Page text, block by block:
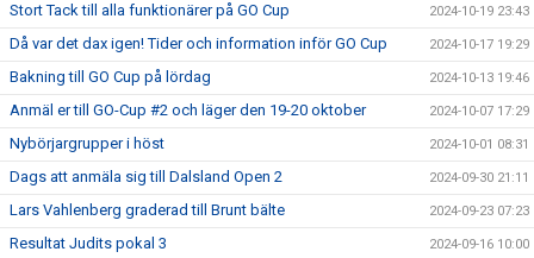
Stort Tack till alla funktionärer på GO Cup 2024-10-19 23:43
Då var det dax igen! Tider och information inför GO Cup 2024-10-17 19:29
Bakning till GO Cup på lördag 2024-10-13 19:46
Anmäl er till GO-Cup #2 och läger den 19-20 oktober 2024-10-07 17:29
Nybörjargrupper i höst 2024-10-01 08:31
Dags att anmäla sig till Dalsland Open 2 2024-09-30 21:11
Lars Vahlenberg graderad till Brunt bälte 2024-09-23 07:23
Resultat Judits pokal 3 2024-09-16 10:00